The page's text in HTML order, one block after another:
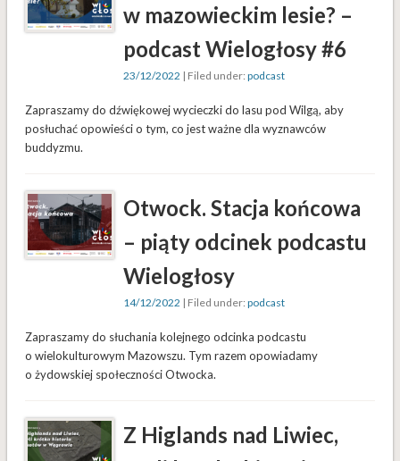
w mazowieckim lesie? –
podcast Wielogłosy #6
23/12/2022 | Filed under:podcast
Zapraszamy do dźwiękowej wycieczki do lasu pod Wilgą, aby
posłuchać opowieści o tym, co jest ważne dla wyznawców
buddyzmu.
Otwock. Stacja końcowa
– piąty odcinek podcastu
Wielogłosy
14/12/2022 | Filed under:podcast
Zapraszamy do słuchania kolejnego odcinka podcastu
o wielokulturowym Mazowszu. Tym razem opowiadamy
o żydowskiej społeczności Otwocka.
Z Higlands nad Liwiec,